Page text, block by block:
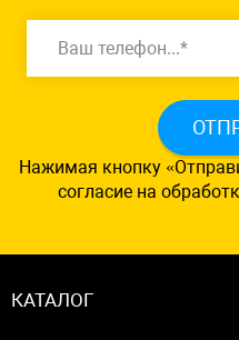
Нажимая кнопку
согласие на
КАТАЛОГ